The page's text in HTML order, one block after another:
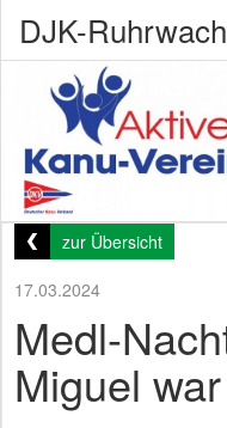
DJK-
zur Übersicht
17.03.2024
Medl-
Miguel